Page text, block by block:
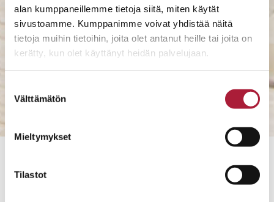
alan kumppaneillemme tietoja siitä, miten käytät
sivustoamme. Kumppanimme voivat yhdistää näitä
tietoja muihin tietoihin, joita olet antanut heille tai joita on
kerätty, kun olet käyttänyt heidän palvelujaan.
valinta
Välttämätön
Mieltymykset
Tilastot